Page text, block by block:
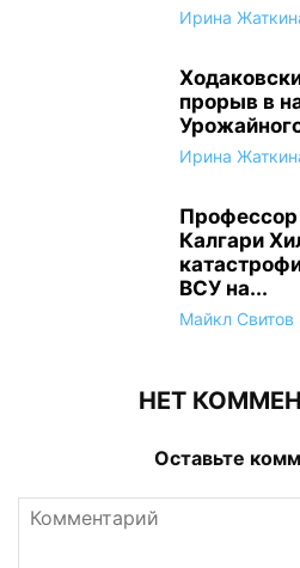
Ирина
прорыв в
Ирина
Профессор
Калгари
ВСУ на...
Майкл Свитов
НЕТ
Оставьте